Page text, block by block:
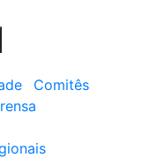
Comitês